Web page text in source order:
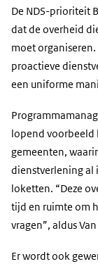
De NDS-prioriteit
dat de overheid
moet
proactieve
een uniforme
lopend
gemeenten,
dienstverlening al
loketten. “Deze
tijd en ruimte om
vragen”, aldus
Er wordt ook